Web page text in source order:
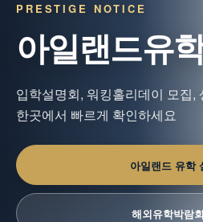
PRESTIGE NOTICE
아일랜드유
입학설명회, 워킹홀리데이 모집,
한곳에서 빠르게 확인하세요
아일랜드 유학
해외유학박람